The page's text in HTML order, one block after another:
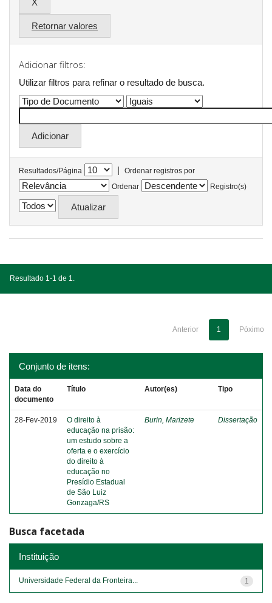
Retornar valores
Adicionar filtros:
Utilizar filtros para refinar o resultado de busca.
Resultados/Página |
Ordenar registros por
Ordenar
Registro(s)
Resultado 1-1 de 1.
Anterior 1 Póximo
Conjunto de itens:
Data do
documento
Título Autor(es) Tipo
28-Fev-2019
O direito à
educação na prisão:
um estudo sobre a
oferta e o exercício
do direito à
educação no
Presídio Estadual
de São Luiz
Gonzaga/RS
Burin, Marizete Dissertação
Busca facetada
Instituição
1
Universidade Federal da Fronteira...